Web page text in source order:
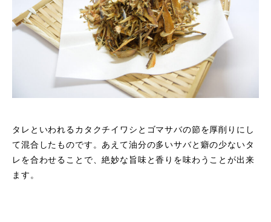
タレといわれるカタクチイワシとゴマサバの節を厚削りにし
て混合したものです。あえて油分の多いサバと癖の少ないタ
レを合わせることで、絶妙な旨味と香りを味わうことが出来
ます。